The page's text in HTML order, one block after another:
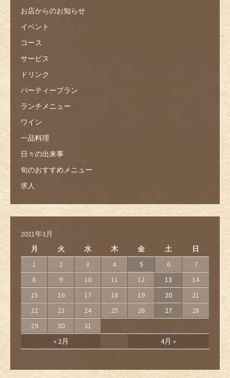
お店からのお知らせ
イベント
コース
サービス
ドリンク
パーティープラン
ランチメニュー
ワイン
一品料理
日々の出来事
旬のおすすめメニュー
求人
2021年3月
月
火 水 木 金 土 日
« 2月 4月 »
1 2 3 4 5 6
7
8
9 10 11 12 13
14
15
16 17 18 19 20
21
22
23 24 25 26 27
28
29
30 31